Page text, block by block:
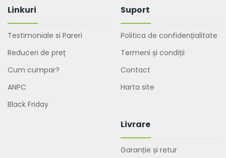
Linkuri
Testimoniale si Pareri
Reduceri de preț
Cum cumpar?
ANPC
Black Friday
Suport
Politica de confidențialitate
Termeni și condiții
Contact
Harta site
Livrare
Garanție și retur